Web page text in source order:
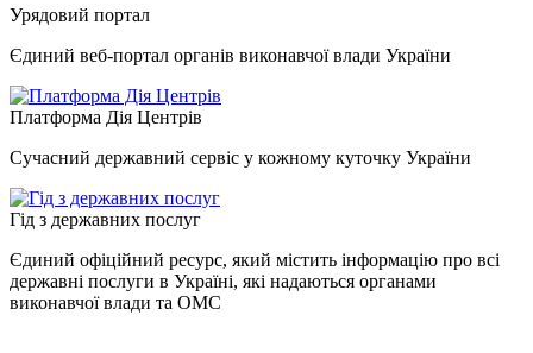
Урядовий портал
Єдиний веб-портал органів виконавчої влади України
Платформа Дія Центрів
Сучасний державний сервіс у кожному куточку України
Гід з державних послуг
Єдиний офіційний ресурс, який містить інформацію про всі
державні послуги в Україні, які надаються органами
виконавчої влади та ОМС